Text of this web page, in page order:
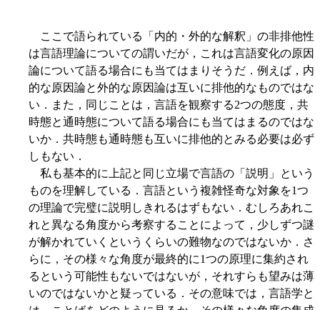
ここで語られている「内的・外的な解釈」の非排他性
は言語理論についての謂いだが，これは言語変化の原因
論について語る場合にも当てはまりそうだ．例えば，内
的な原因論と外的な原因論は互いに排他的なものではな
い．また，同じことは，言語を観察する2つの態度，共
時態と通時態について語る場合にも当てはまるのではな
いか．共時態も通時態も互いに排他的とみる必要は必ず
しもない．
私も基本的に上記と同じ立場で言語の「説明」という
ものを理解している．言語という複雑怪奇な対象を1つ
の理論で完璧に説明しきれるはずもない．むしろあれこ
れと異なる角度から考察することによって，少しずつ謎
が解かれていくというくらいの難物なのではないか．さ
らに，その様々な角度が最終的に1つの原理に集約され
るという可能性もないではないが，それすらも望みは薄
いのではないかと疑っている．その意味では，言語学と